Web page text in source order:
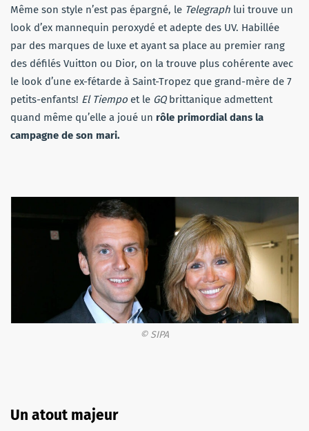
Même son style n’est pas épargné, le Telegraph lui trouve un
look d’ex mannequin peroxydé et adepte des UV. Habillée
par des marques de luxe et ayant sa place au premier rang
des défilés Vuitton ou Dior, on la trouve plus cohérente avec
le look d’une ex-fétarde à Saint-Tropez que grand-mère de 7
petits-enfants! El Tiempo et le GQbrittanique admettent
quand même qu’elle a joué un rôle primordial dans la
campagne de son mari.
© SIPA
Un atout majeur